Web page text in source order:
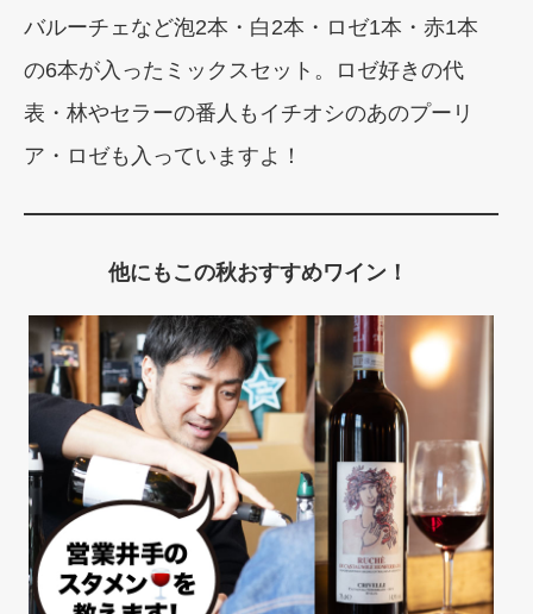
バルーチェなど泡2本・白2本・ロゼ1本・赤1本
の6本が入ったミックスセット。ロゼ好きの代
表・林やセラーの番人もイチオシのあのプーリ
ア・ロゼも入っていますよ！
他にもこの秋おすすめワイン！